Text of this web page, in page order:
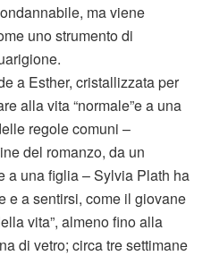
ma viene
uno strumento di
a Esther, cristallizzata per
alla vita “normale”e a una
regole comuni –
del romanzo, da un
a una figlia – Sylvia Plath ha
e a sentirsi, come il giovane
vita”, almeno fino alla
di vetro; circa tre settimane